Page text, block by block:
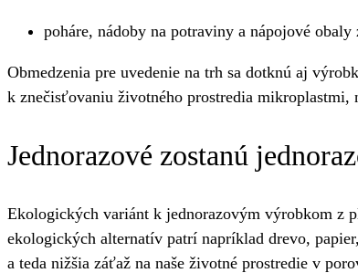
poháre, nádoby na potraviny a nápojové obaly
Obmedzenia pre uvedenie na trh sa dotknú aj
k znečisťovaniu životného prostredia mikroplastmi,
Jednorazové zostanú
Ekologických variánt k jednorazovým výrobkom z
ekologických alternatív patrí napríklad drevo,
a teda nižšia záťaž na naše životné prostredie v